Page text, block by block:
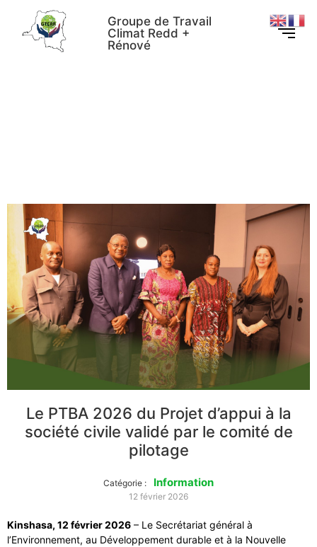
Groupe de Travail
Climat Redd +
Rénové
Le PTBA 2026 du Projet d’appui à la
société civile validé par le comité de
pilotage
Catégorie : Information
12 février 2026
Kinshasa, 12 février 2026 – Le Secrétariat général à
l’Environnement, au Développement durable et à la Nouvelle